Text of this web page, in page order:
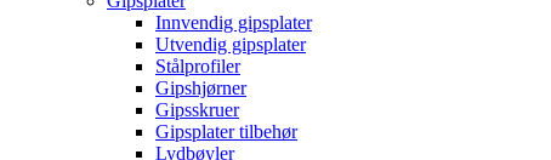
Innvendig gipsplater
Utvendig gipsplater
Stålprofiler
Gipshjørner
Gipsskruer
Gipsplater tilbehør
Lydbøyler